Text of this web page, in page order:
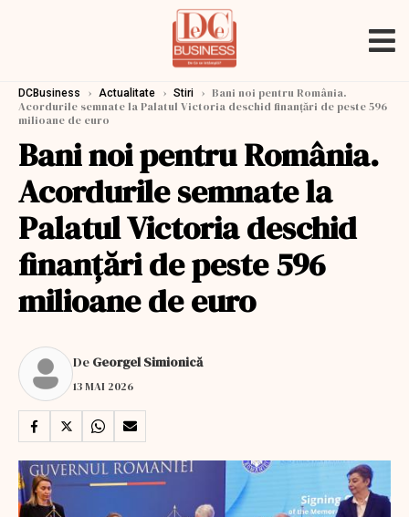
DCBusiness › Actualitate › Stiri › Bani noi pentru România.
Acordurile semnate la Palatul Victoria deschid finanțări de peste 596
milioane de euro
Bani noi pentru România.
Acordurile semnate la
Palatul Victoria deschid
finanțări de peste 596
milioane de euro
De Georgel Simionică
13 MAI 2026